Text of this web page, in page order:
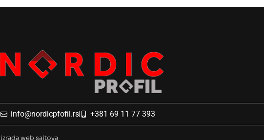
info@nordicpfofil.rs +381 69 11 77 393
izrada web sajtova